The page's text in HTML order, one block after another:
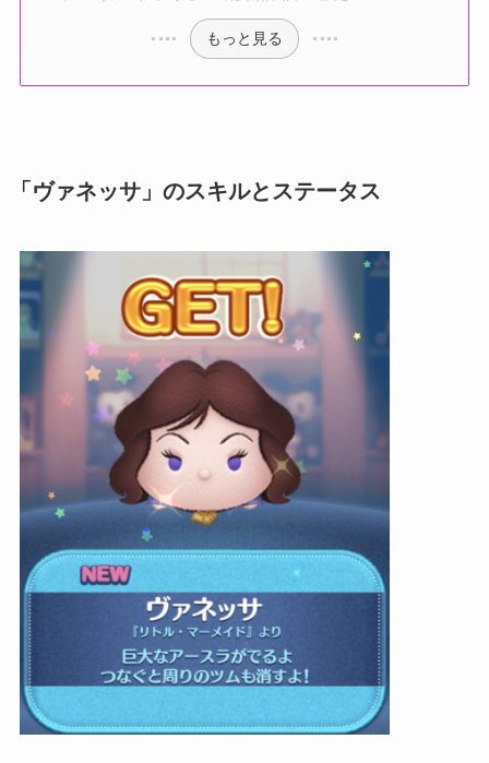
もっと見る
「ヴァネッサ」のスキルとステータス